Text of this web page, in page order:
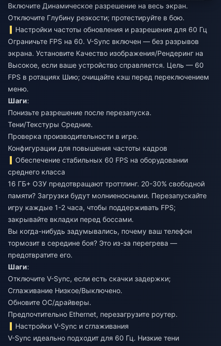
Включите Динамическое разрешение на весь экран.
Отключите Глубину резкости; протестируйте в бою.
Настройки частоты обновления и разрешения для 60 Гц
Ограничьте FPS на 60. V-Sync включен — без разрывов
экрана. Установите Качество изображения/Рендеринг на
Высокое, если ваше устройство справляется. Цель — 60
FPS в ротациях Шию; очищайте кэш перед переключением
меню.
Шаги:
Понизьте разрешение после перезапуска.
Тени/Текстуры Средние.
Проверка производительности в игре.
Конфигурации для повышения частоты кадров
Обеспечение стабильных 60 FPS на оборудовании
среднего класса
16 ГБ+ ОЗУ предотвращают троттлинг. 20-30% свободной
памяти? Загрузки будут молниеносными. Перезапускайте
игру каждые 1-2 часа, чтобы поддерживать FPS;
закрывайте вкладки перед боссами.
Вы когда-нибудь задумывались, почему ваш телефон
тормозит в середине боя? Это из-за перегрева —
предотвратите его.
Шаги:
Отключите V-Sync, если есть скачки задержки;
Сглаживание Низкое/Выключено.
Обновите ОС/драйверы.
Предпочтительно Ethernet, перезагрузите роутер.
Настройки V-Sync и сглаживания
V-Sync идеально подходит для 60 Гц. Низкие тени